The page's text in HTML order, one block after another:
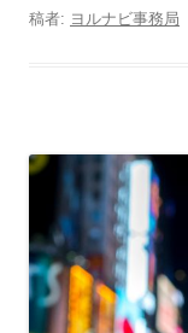
稿者: ヨルナビ事務局